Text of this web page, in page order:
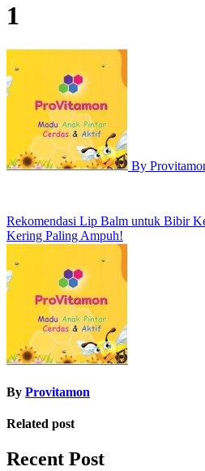
1
By
Post
navigation
Rekomendasi Lip Balm untuk Bibir
Kering Paling Ampuh!
By Provitamon
Related post
Recent Post